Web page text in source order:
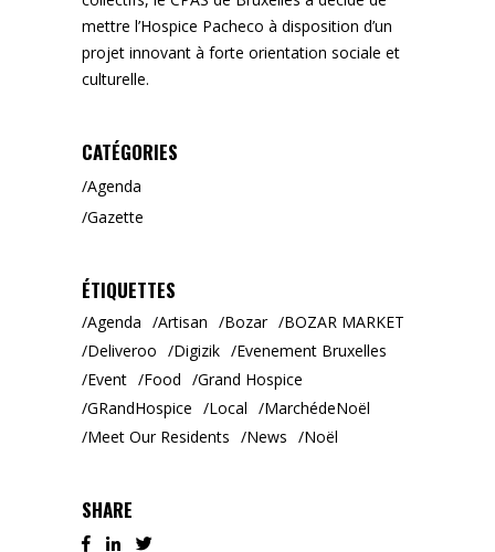
mettre l’Hospice Pacheco à disposition d’un
projet innovant à forte orientation sociale et
culturelle.
CATÉGORIES
Agenda
Gazette
ÉTIQUETTES
Agenda Artisan Bozar
BOZAR MARKET
Deliveroo
Digizik
Evenement Bruxelles
Event
Food
Grand Hospice
GRandHospice
Local
MarchédeNoël
Meet Our Residents
News Noël
SHARE